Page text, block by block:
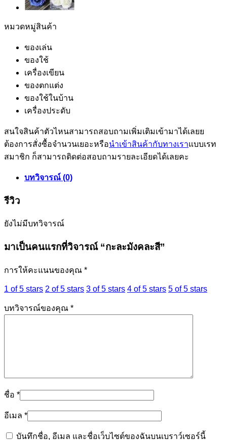
หมวดหมู่สินค้า
ของเล่น
ของใช้
เครื่องเขียน
ของตกแต่ง
ของใช้ในบ้าน
เครื่องประดับ
สนใจสินค้าตัวไหนสามารถสอบถามเพิ่มเติมเข้ามาได้เลยย
ต้องการสั่งซื้อจำนวนเยอะหรือนำเข้าสินค้ากับทางเราแบบเรท
สมาชิก ก็สามารถติดต่อสอบถามรายละเอียดได้เลยคะ
บทวิจารณ์ (0)
รีวิว
ยังไม่มีบทวิจารณ์
มาเป็นคนแรกที่วิจารณ์ “กะละมังคละสี”
การให้คะแนนของคุณ *
1 of 5 stars 2 of 5 stars 3 of 5 stars 4 of 5 stars 5 of 5 stars
บทวิจารณ์ของคุณ *
ชื่อ *
อีเมล *
บันทึกชื่อ, อีเมล และชื่อเว็บไซต์ของฉันบนเบราว์เซอร์นี้